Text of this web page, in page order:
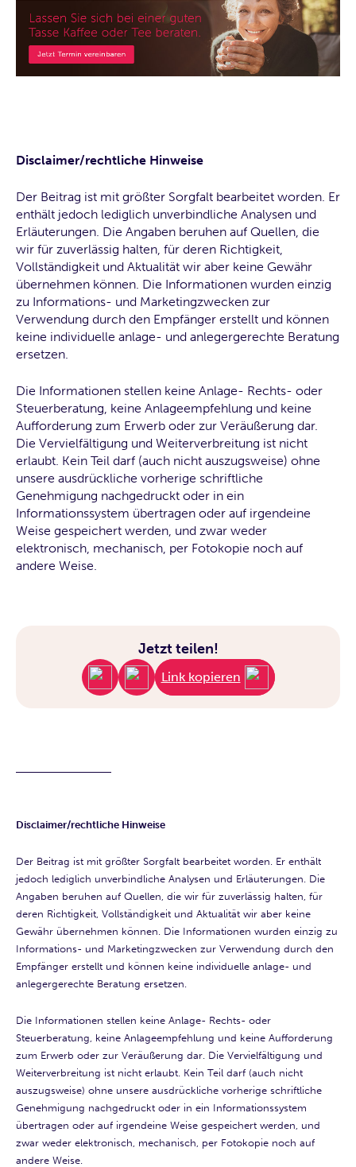
Disclaimer/rechtliche Hinweise
Der Beitrag ist mit größter Sorgfalt bearbeitet worden. Er
enthält jedoch lediglich unverbindliche Analysen und
Erläuterungen. Die Angaben beruhen auf Quellen, die
wir für zuverlässig halten, für deren Richtigkeit,
Vollständigkeit und Aktualität wir aber keine Gewähr
übernehmen können. Die Informationen wurden einzig
zu Informations- und Marketingzwecken zur
Verwendung durch den Empfänger erstellt und können
keine individuelle anlage- und anlegergerechte Beratung
ersetzen.
Die Informationen stellen keine Anlage- Rechts- oder
Steuerberatung, keine Anlageempfehlung und keine
Aufforderung zum Erwerb oder zur Veräußerung dar.
Die Vervielfältigung und Weiterverbreitung ist nicht
erlaubt. Kein Teil darf (auch nicht auszugsweise) ohne
unsere ausdrückliche vorherige schriftliche
Genehmigung nachgedruckt oder in ein
Informationssystem übertragen oder auf irgendeine
Weise gespeichert werden, und zwar weder
elektronisch, mechanisch, per Fotokopie noch auf
andere Weise.
Jetzt teilen!
Link kopieren
Disclaimer/rechtliche Hinweise
Der Beitrag ist mit größter Sorgfalt bearbeitet worden. Er enthält
jedoch lediglich unverbindliche Analysen und Erläuterungen. Die
Angaben beruhen auf Quellen, die wir für zuverlässig halten, für
deren Richtigkeit, Vollständigkeit und Aktualität wir aber keine
Gewähr übernehmen können. Die Informationen wurden einzig zu
Informations- und Marketingzwecken zur Verwendung durch den
Empfänger erstellt und können keine individuelle anlage- und
anlegergerechte Beratung ersetzen.
Die Informationen stellen keine Anlage- Rechts- oder
Steuerberatung, keine Anlageempfehlung und keine Aufforderung
zum Erwerb oder zur Veräußerung dar. Die Vervielfältigung und
Weiterverbreitung ist nicht erlaubt. Kein Teil darf (auch nicht
auszugsweise) ohne unsere ausdrückliche vorherige schriftliche
Genehmigung nachgedruckt oder in ein Informationssystem
übertragen oder auf irgendeine Weise gespeichert werden, und
zwar weder elektronisch, mechanisch, per Fotokopie noch auf
andere Weise.